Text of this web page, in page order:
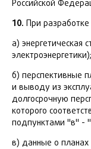
Российской
10. При
а) энергетическая
электроэнергетики);
б) перспективные
и выводу из
долгосрочную
которого
подпунктами "в" -
в) данные о планах